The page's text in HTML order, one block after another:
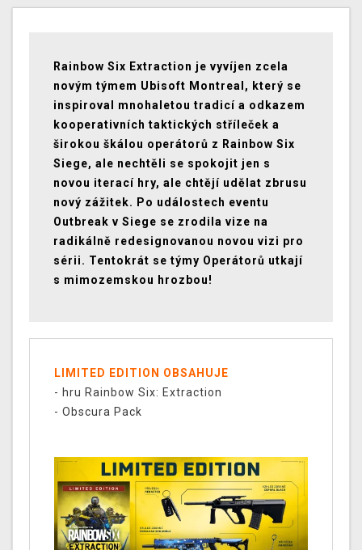
Rainbow Six Extraction je vyvíjen zcela
novým týmem Ubisoft Montreal, který se
inspiroval mnohaletou tradicí a odkazem
kooperativních taktických stříleček a
širokou škálou operátorů z Rainbow Six
Siege, ale nechtěli se spokojit jen s
novou iterací hry, ale chtějí udělat zbrusu
nový zážitek. Po událostech eventu
Outbreak v Siege se zrodila vize na
radikálně redesignovanou novou vizi pro
sérii. Tentokrát se týmy Operátorů utkají
s mimozemskou hrozbou!
LIMITED EDITION OBSAHUJE
- hru Rainbow Six: Extraction
- Obscura Pack